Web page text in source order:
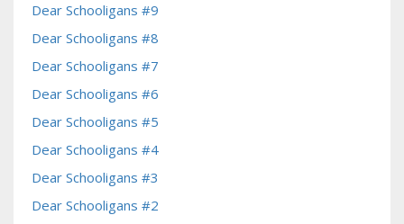
Dear Schooligans #9
Dear Schooligans #8
Dear Schooligans #7
Dear Schooligans #6
Dear Schooligans #5
Dear Schooligans #4
Dear Schooligans #3
Dear Schooligans #2